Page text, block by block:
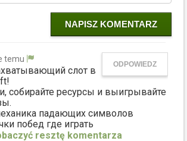
NAPISZ KOMENTARZ
temu
ODPOWIEDZ
слот в
собирайте ресурсы и выигрывайте
падающих символов
побед где играть